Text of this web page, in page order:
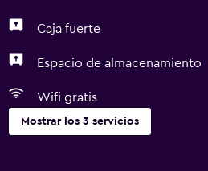
Caja fuerte
Espacio de almacenamiento
Wifi gratis
Mostrar los 3 servicios